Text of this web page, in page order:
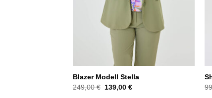
Blazer Modell Stella
249,00€ Ursprünglicher
139,00€Aktueller